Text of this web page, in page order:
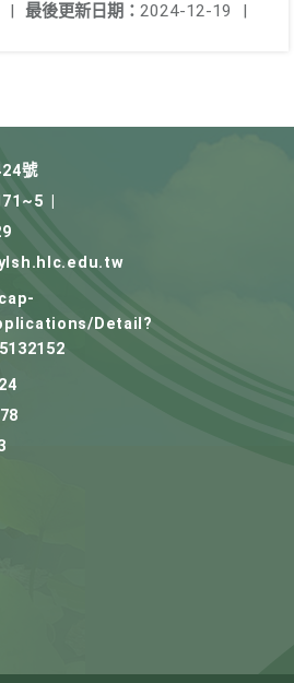
最後更新日期： 2024-12-19 |
|
號
Detail?